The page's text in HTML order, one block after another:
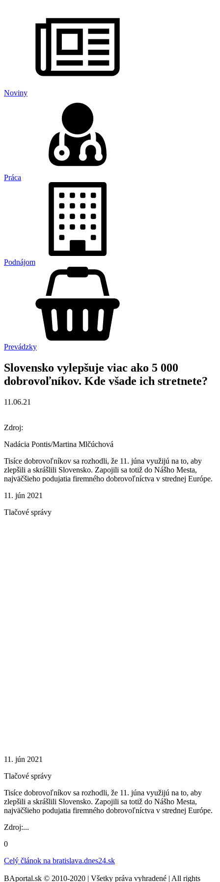
Noviny
Práca
Podnájom
Prevádzky
Slovensko vylepšuje viac ako 5 000
dobrovoľníkov. Kde všade ich stretnete?
11.06.21
Zdroj:
Nadácia Pontis/Martina Mlčúchová
Tisíce dobrovoľníkov sa rozhodli, že 11. júna využijú na to, aby
zlepšili a skrášlili Slovensko. Zapojili sa totiž do Nášho Mesta,
najväčšieho podujatia firemného dobrovoľníctva v strednej Európe.
11. jún 2021
Tlačové správy
11. jún 2021
Tlačové správy
Tisíce dobrovoľníkov sa rozhodli, že 11. júna využijú na to, aby
zlepšili a skrášlili Slovensko. Zapojili sa totiž do Nášho Mesta,
najväčšieho podujatia firemného dobrovoľníctva v strednej Európe.
Zdroj:...
0
Celý článok na bratislava.dnes24.sk
BAportal.sk © 2010-2020 | Všetky práva vyhradené | All rights